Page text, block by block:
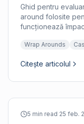
Ghid pentru
around folosite
funcționează
Wrap Arounds
Citește articolul
5 min read·25 feb.